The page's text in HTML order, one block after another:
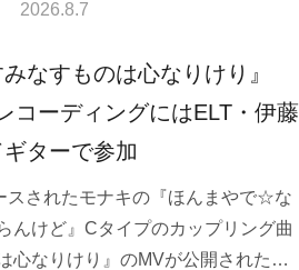
2026.8.7
なすものは心なりけり』
ーディングにはELT・伊藤
ターで参加
スされたモナキの『ほんまやで☆な
んけど』Cタイプのカップリング曲
心なりけり』のMVが公開された…